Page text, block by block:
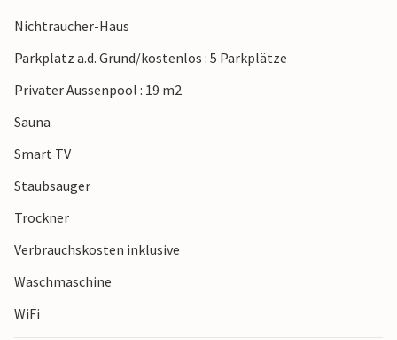
Ferienhaus in schöner Lage.
Nichtraucher-Haus
Parkplatz a.d. Grund/kostenlos : 5 Parkplätze
Privater Aussenpool : 19 m2
Sauna
Smart TV
Staubsauger
Trockner
Verbrauchskosten inklusive
Waschmaschine
WiFi